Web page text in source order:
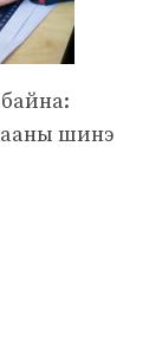
шинэ